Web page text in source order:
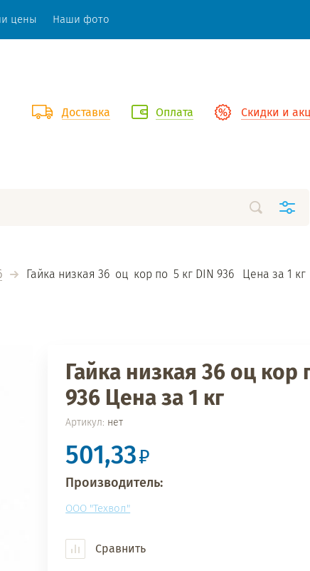
цены Наши фото
Доставка Оплата Скидки и
  Гайка низкая 36  оц  кор по  5 кг DIN 936   Цена за 1 кг
Гайка низкая 36 оц кор
936 Цена за 1 кг
Артикул: нет
501,33
Производитель:
ООО "Техвол"
Сравнить